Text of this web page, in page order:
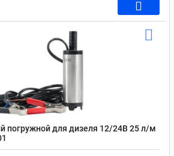
погружной для дизеля 12/24В 25 л/м